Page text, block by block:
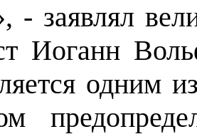
- заявлял
Иоганн
одним